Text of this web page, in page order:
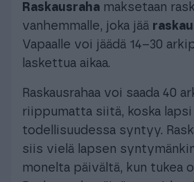
Raskausraha maksetaan
vanhemmalle, joka jää
Vapaalle voi jäädä 14–30
laskettua aikaa.
Raskausrahaa voi saada 40
riippumatta siitä, koska lapsi
todellisuudessa syntyy.
siis vielä lapsen
monelta päivältä, kun tukea